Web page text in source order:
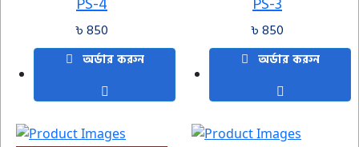
৳ 850
অর্ডার করুন
৳ 850
অর্ডার করুন